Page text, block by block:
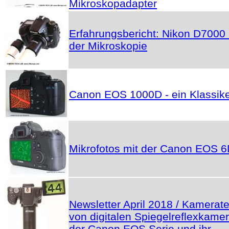
Mikroskopadapter
Erfahrungsbericht: Nikon D7000
der Mikroskopie
Canon EOS 1000D - ein
Mikrofotos mit der Canon EOS
Newsletter April 2018 /
von digitalen